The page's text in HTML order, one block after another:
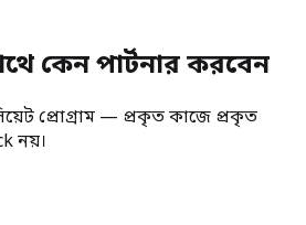
কেন পার্টনার করবেন
প্রোগ্রাম — প্রকৃত কাজে প্রকৃত
নয়।